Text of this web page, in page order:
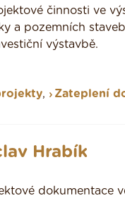
činnosti ve
a pozemních
výstavbě.
, Zateplení
Hrabík
dokumentace